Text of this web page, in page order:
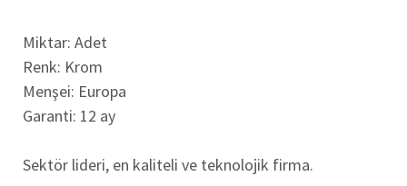
Miktar: Adet
Renk: Krom
Menşei: Europa
Garanti: 12 ay
Sektör lideri, en kaliteli ve teknolojik firma.